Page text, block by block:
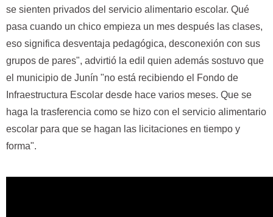
se sienten privados del servicio alimentario escolar. Qué
pasa cuando un chico empieza un mes después las clases,
eso significa desventaja pedagógica, desconexión con sus
grupos de pares", advirtió la edil quien además sostuvo que
el municipio de Junín "no está recibiendo el Fondo de
Infraestructura Escolar desde hace varios meses. Que se
haga la trasferencia como se hizo con el servicio alimentario
escolar para que se hagan las licitaciones en tiempo y
forma".